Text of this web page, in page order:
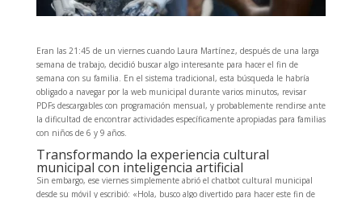
Eran las 21:45 de un viernes cuando Laura Martínez, después de una larga
semana de trabajo, decidió buscar algo interesante para hacer el fin de
semana con su familia. En el sistema tradicional, esta búsqueda le habría
obligado a navegar por la web municipal durante varios minutos, revisar
PDFs descargables con programación mensual, y probablemente rendirse ante
la dificultad de encontrar actividades específicamente apropiadas para familias
con niños de 6 y 9 años.
Transformando la experiencia cultural
municipal con inteligencia artificial
Sin embargo, ese viernes simplemente abrió el chatbot cultural municipal
desde su móvil y escribió: «Hola, busco algo divertido para hacer este fin de